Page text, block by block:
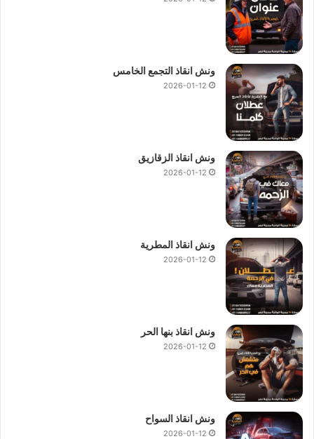
ونش انقاذ التجمع الخامس
2026-01-12
ونش انقاذ الزقازيق
2026-01-12
ونش انقاذ المطرية
2026-01-12
ونش انقاذ بنها الحر
2026-01-12
ونش انقاذ السواح
2026-01-12